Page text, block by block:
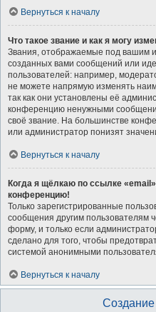
Вернуться к началу
Что такое звание и как я могу
Звания, отображаемые под вашим
созданных вами сообщений или
пользователей: например,
не можете напрямую изменять
так как они установлены её
конференцию ненужными
своё звание. На большинстве
или администратор понизят
Вернуться к началу
Когда я щёлкаю по ссылке
конференцию!
Только зарегистрированные
сообщения другим пользователям
форму, и только если
сделано для того, чтобы
системой анонимными
Вернуться к началу